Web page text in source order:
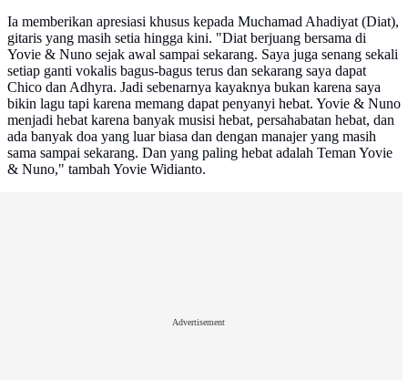
Ia memberikan apresiasi khusus kepada Muchamad Ahadiyat (Diat),
gitaris yang masih setia hingga kini. "Diat berjuang bersama di
Yovie & Nuno sejak awal sampai sekarang. Saya juga senang sekali
setiap ganti vokalis bagus-bagus terus dan sekarang saya dapat
Chico dan Adhyra. Jadi sebenarnya kayaknya bukan karena saya
bikin lagu tapi karena memang dapat penyanyi hebat. Yovie & Nuno
menjadi hebat karena banyak musisi hebat, persahabatan hebat, dan
ada banyak doa yang luar biasa dan dengan manajer yang masih
sama sampai sekarang. Dan yang paling hebat adalah Teman Yovie
& Nuno," tambah Yovie Widianto.
Advertisement